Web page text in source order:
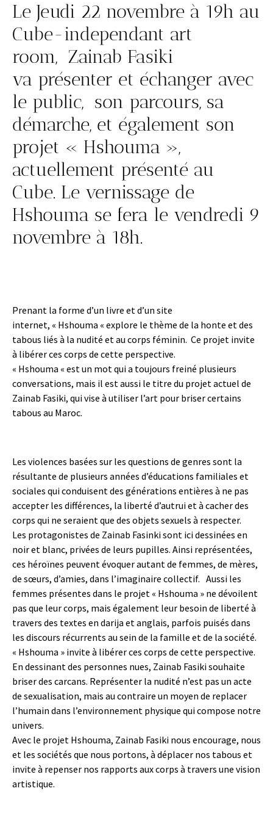
Le Jeudi 22 novembre à 19h au
Cube-independant art
room, Zainab Fasiki
va présenter et échanger avec
le public, son parcours, sa
démarche, et également son
projet « Hshouma »,
actuellement présenté au
Cube. Le vernissage de
Hshouma se fera le vendredi 9
novembre à 18h.
Prenant la forme d’un livre et d’un site
internet, « Hshouma « explore le thème de la honte et des
tabous liés à la nudité et au corps féminin. Ce projet invite
à libérer ces corps de cette perspective.
« Hshouma « est un mot qui a toujours freiné plusieurs
conversations, mais il est aussi le titre du projet actuel de
Zainab Fasiki, qui vise à utiliser l’art pour briser certains
tabous au Maroc.
Les violences basées sur les questions de genres sont la
résultante de plusieurs années d’éducations familiales et
sociales qui conduisent des générations entières à ne pas
accepter les différences, la liberté d’autrui et à cacher des
corps qui ne seraient que des objets sexuels à respecter.
Les protagonistes de Zainab Fasinki sont ici dessinées en
noir et blanc, privées de leurs pupilles. Ainsi représentées,
ces héroïnes peuvent évoquer autant de femmes, de mères,
de sœurs, d’amies, dans l’imaginaire collectif. Aussi les
femmes présentes dans le projet « Hshouma » ne dévoilent
pas que leur corps, mais également leur besoin de liberté à
travers des textes en darija et anglais, parfois puisés dans
les discours récurrents au sein de la famille et de la société.
« Hshouma » invite à libérer ces corps de cette perspective.
En dessinant des personnes nues, Zainab Fasiki souhaite
briser des carcans. Représenter la nudité n’est pas un acte
de sexualisation, mais au contraire un moyen de replacer
l’humain dans l’environnement physique qui compose notre
univers.
Avec le projet Hshouma, Zainab Fasiki nous encourage, nous
et les sociétés que nous portons, à déplacer nos tabous et
invite à repenser nos rapports aux corps à travers une vision
artistique.